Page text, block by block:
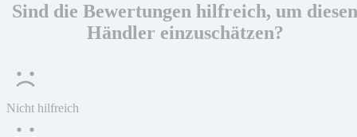
Sind die Bewertungen hilfreich, um diesen
Händler einzuschätzen?
Nicht hilfreich